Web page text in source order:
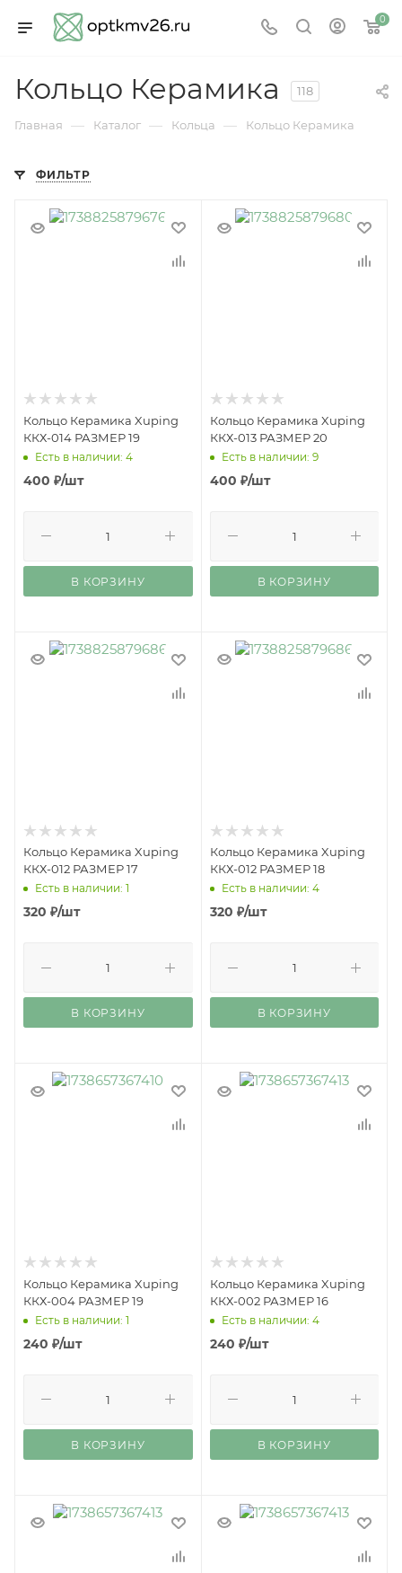
0
Кольцо Керамика 118
Главная — Каталог — Кольца — Кольцо Керамика
ФИЛЬТР
Кольцо Керамика Xuping
ККХ-014 РАЗМЕР 19
Есть в наличии: 4
400 ₽/шт
В КОРЗИНУ
Кольцо Керамика Xuping
ККХ-013 РАЗМЕР 20
Есть в наличии: 9
400 ₽/шт
В КОРЗИНУ
Кольцо Керамика Xuping
ККХ-012 РАЗМЕР 17
Есть в наличии: 1
320 ₽/шт
В КОРЗИНУ
Кольцо Керамика Xuping
ККХ-012 РАЗМЕР 18
Есть в наличии: 4
320 ₽/шт
В КОРЗИНУ
Кольцо Керамика Xuping
ККХ-004 РАЗМЕР 19
Есть в наличии: 1
240 ₽/шт
В КОРЗИНУ
Кольцо Керамика Xuping
ККХ-002 РАЗМЕР 16
Есть в наличии: 4
240 ₽/шт
В КОРЗИНУ